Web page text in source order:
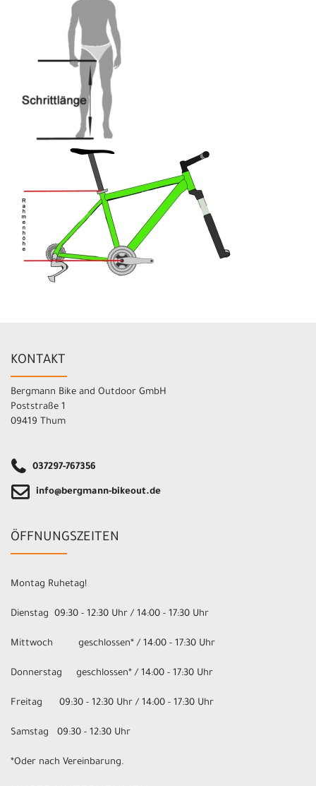
KONTAKT
Bergmann Bike and Outdoor GmbH
Poststraße 1
09419 Thum
037297-767356
info@bergmann-bikeout.de
ÖFFNUNGSZEITEN
Montag Ruhetag!
Dienstag 09:30 - 12:30 Uhr / 14:00 - 17:30 Uhr
Mittwoch geschlossen* / 14:00 - 17:30 Uhr
Donnerstag geschlossen* / 14:00 - 17:30 Uhr
Freitag 09:30 - 12:30 Uhr / 14:00 - 17:30 Uhr
Samstag 09:30 - 12:30 Uhr
*Oder nach Vereinbarung.